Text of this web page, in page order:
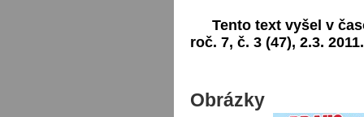
Tento text vyšel v
roč. 7, č. 3 (47), 2.3. 2011.
Obrázky